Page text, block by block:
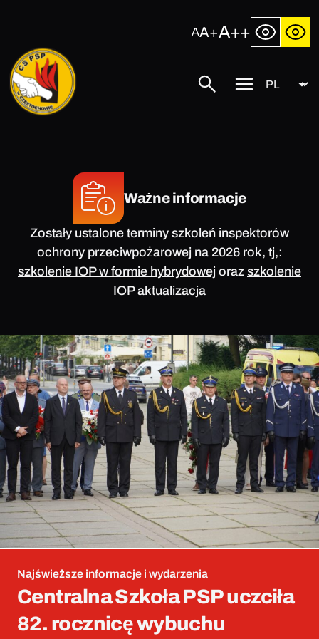
AA+A++
Centralna
Szkoła
Państwowej
SzukajPrzycisk
Język
Ważne informacje
Zostały ustalone terminy szkoleń inspektorów
ochrony przeciwpożarowej na 2026 rok, tj,:
szkolenie IOP w formie hybrydowej oraz szkolenie
IOP aktualizacja
Najświeższe informacje i wydarzenia
Centralna Szkoła PSP uczciła
82. rocznicę wybuchu